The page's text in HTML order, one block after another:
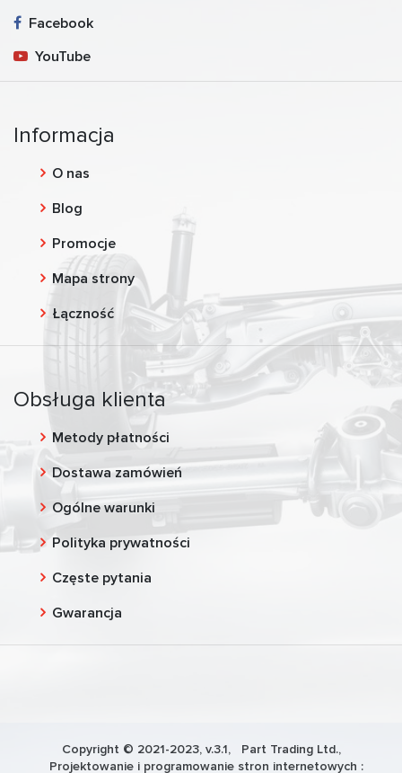
Facebook
YouTube
Informacja
O nas
Blog
Promocje
Mapa strony
Łączność
Obsługa klienta
Metody płatności
Dostawa zamówień
Ogólne warunki
Polityka prywatności
Częste pytania
Gwarancja
Copyright © 2021-2023, v.3.1, Part Trading Ltd.,
Projektowanie i programowanie stron internetowych :